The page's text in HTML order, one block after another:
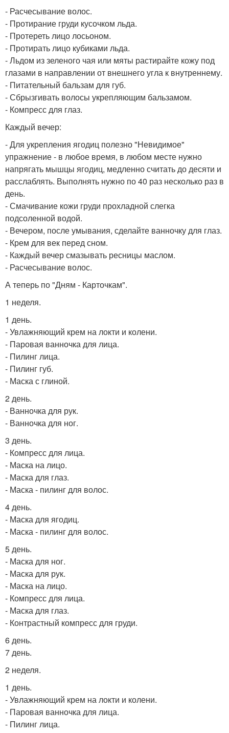
- Расчесывание волос.
- Протирание груди кусочком льда.
- Протереть лицо лосьоном.
- Протирать лицо кубиками льда.
- Льдом из зеленого чая или мяты растирайте кожу под
глазами в направлении от внешнего угла к внутреннему.
- Питательный бальзам для губ.
- Сбрызгивать волосы укрепляющим бальзамом.
- Компресс для глаз.
Каждый вечер:
- Для укрепления ягодиц полезно "Невидимое"
упражнение - в любое время, в любом месте нужно
напрягать мышцы ягодиц, медленно считать до десяти и
расслаблять. Выполнять нужно по 40 раз несколько раз в
день.
- Смачивание кожи груди прохладной слегка
подсоленной водой.
- Вечером, после умывания, сделайте ванночку для глаз.
- Крем для век перед сном.
- Каждый вечер смазывать ресницы маслом.
- Расчесывание волос.
А теперь по "Дням - Карточкам".
1 неделя.
1 день.
- Увлажняющий крем на локти и колени.
- Паровая ванночка для лица.
- Пилинг лица.
- Пилинг губ.
- Маска с глиной.
2 день.
- Ванночка для рук.
- Ванночка для ног.
3 день.
- Компресс для лица.
- Маска на лицо.
- Маска для глаз.
- Маска - пилинг для волос.
4 день.
- Маска для ягодиц.
- Маска - пилинг для волос.
5 день.
- Маска для ног.
- Маска для рук.
- Маска на лицо.
- Компресс для лица.
- Маска для глаз.
- Контрастный компресс для груди.
6 день.
7 день.
2 неделя.
1 день.
- Увлажняющий крем на локти и колени.
- Паровая ванночка для лица.
- Пилинг лица.